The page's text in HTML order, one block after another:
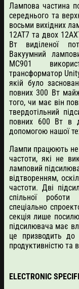
Лампова частина
середнього та
восьми вихідних
12AT7 та двох
Вт виділеної
Вакуумний
MC901
трансформатор
якій було
повних 300 Вт
того, чи має він
твердотільний
повних 600 Вт в
допомогою нашої
Лампи працюють не
частоти, які не
ламповий
відтворенням,
частоти. Дві
спільної роботи
спеціально
секція лише
підсилювача має
це призводить до
продуктивністю та
ELECTRONIC